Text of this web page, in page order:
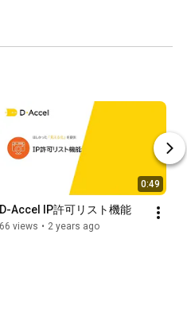
0:49
D-Accel IP許可リスト機能
66 views • 2 years ago